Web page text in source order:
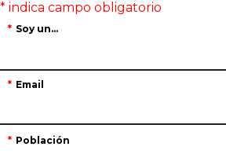
Soy un...
Email
Población